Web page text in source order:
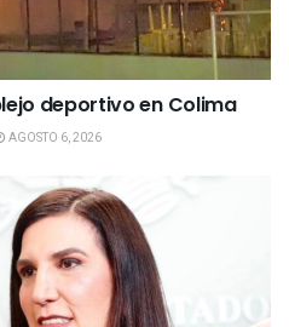
deportivo en Colima
AGOSTO 6, 2026